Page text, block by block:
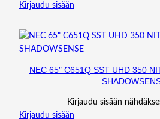
Kirjaudu sisään
NEC 65″ C651Q SST UHD 350
Kirjaudu sisään
Kirjaudu sisään